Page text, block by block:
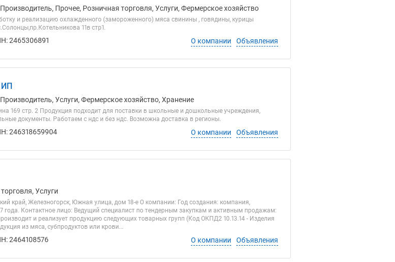
Прочее, Розничная торговля, Услуги, Фермерское хозяйство
и реализацию охлажденного (замороженного) мяса свинины , говядины, курицы
11в стр1.
2465306891 О компании Объявления
ИП
Услуги, Фермерское хозяйство, Хранение
169 стр. 2 Продукция подходит для поставки в школьные и дошкольные учреждения,
документы. Работаем с ндс и без ндс. Возможна доставка в регионы.
246318659904 О компании Объявления
Услуги
край, Железногорск, Южная улица, дом 18-е О компании: Год создания: компания,
года. Контактное лицо: Ведущий специалист по тендерным закупкам и активным продажам:
и реализует продукцию следующих товарных групп (Код ОКПД2 10.13.14 - Изделия
из мяса, субпродуктов или крови...
2464108576 О компании Объявления